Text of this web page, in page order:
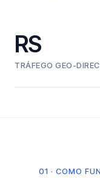
RS
TRÁFEGO GEO-
01 · COMO